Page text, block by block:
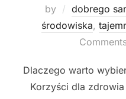
by dobrego
środowiska,
Dlaczego warto
Korzyści dla